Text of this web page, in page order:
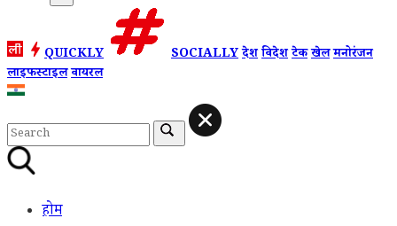
QUICKLY SOCIALLYदेशविदेशटेकखेलमनोरंजन
लाइफस्टाइलवायरल
होम